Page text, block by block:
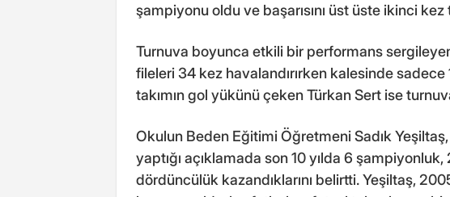
şampiyonu oldu ve başarısını üst üste ikinci kez
Turnuva boyunca etkili bir performans
fileleri 34 kez havalandırırken kalesinde sadece
takımın gol yükünü çeken Türkan Sert ise
Okulun Beden Eğitimi Öğretmeni Sadık
yaptığı açıklamada son 10 yılda 6
dördüncülük kazandıklarını belirtti. Yeşiltaş,